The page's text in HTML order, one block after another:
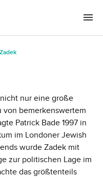
nur eine große
von bemerkenswertem
Patrick Bade 1997 in
im Londoner Jewish
wurde Zadek mit
zur politischen Lage im
das größtenteils